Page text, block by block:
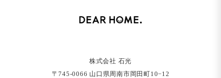
株式会社 石光
〒745-0066 ⼭⼝県周南市岡⽥町10−12